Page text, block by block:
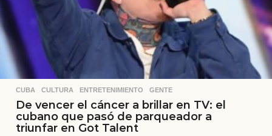
CUBA ,CULTURA ,ENTRETENIMIENTO ,GENTE
De vencer el cáncer a brillar en TV: el
cubano que pasó de parqueador a
triunfar en Got Talent